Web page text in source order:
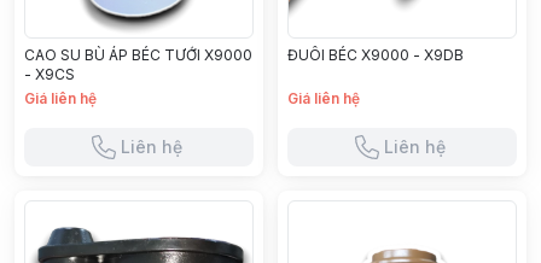
CAO SU BÙ ÁP BÉC TƯỚI X9000
- X9CS
Giá liên hệ
Liên hệ
ĐUÔI BÉC X9000 - X9DB
Giá liên hệ
Liên hệ